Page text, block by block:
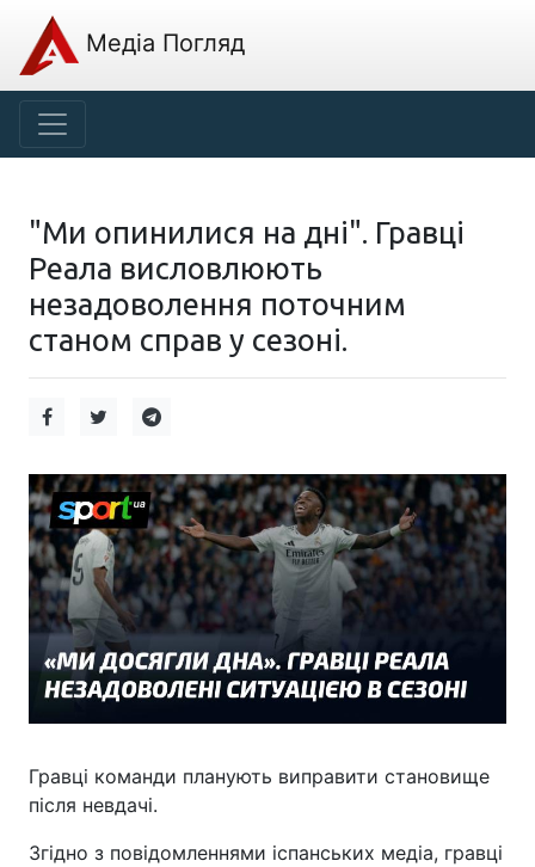
Медіа Погляд
"Ми опинилися на дні". Гравці
Реала висловлюють
незадоволення поточним
станом справ у сезоні.
Гравці команди планують виправити становище
після невдачі.
Згідно з повідомленнями іспанських медіа, гравці